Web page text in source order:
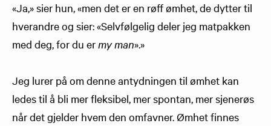
«Ja,» sier hun, «men det er en røff ømhet, de dytter til
hverandre og sier: «Selvfølgelig deler jeg matpakken
med deg, for du ermy man».»
Jeg lurer på om denne antydningen til ømhet kan
ledes til å bli mer fleksibel, mer spontan, mer sjenerøs
når det gjelder hvem den omfavner. Ømhet finnes